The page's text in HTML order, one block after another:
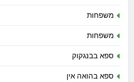
משפחות
משפחות
ספא בבנגקוק
ספא בהואה אין